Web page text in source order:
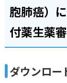
胞肺癌）
付薬生薬
ダウンロー